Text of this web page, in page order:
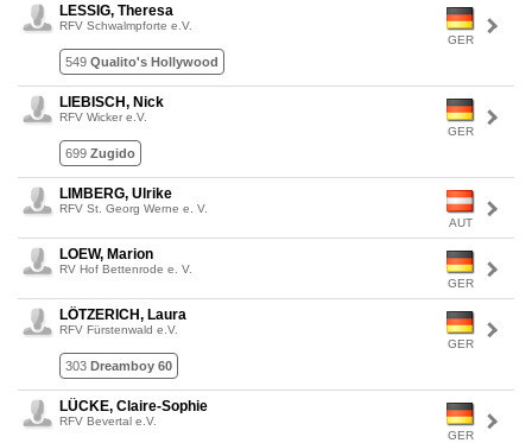
GER
LESSIG, Theresa
RFV Schwalmpforte e.V.
549 Qualito's Hollywood
GER
LIEBISCH, Nick
RFV Wicker e.V.
699 Zugido
AUT
LIMBERG, Ulrike
RFV St. Georg Werne e. V.
GER
LOEW, Marion
RV Hof Bettenrode e. V.
GER
LÖTZERICH, Laura
RFV Fürstenwald e.V.
303 Dreamboy 60
GER
LÜCKE, Claire-Sophie
RFV Bevertal e.V.